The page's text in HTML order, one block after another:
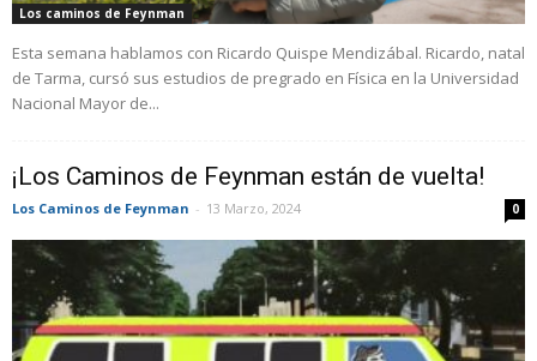
Los caminos de Feynman
Esta semana hablamos con Ricardo Quispe Mendizábal. Ricardo, natal
de Tarma, cursó sus estudios de pregrado en Física en la Universidad
Nacional Mayor de...
¡Los Caminos de Feynman están de vuelta!
Los Caminos de Feynman - 13 Marzo, 2024 0